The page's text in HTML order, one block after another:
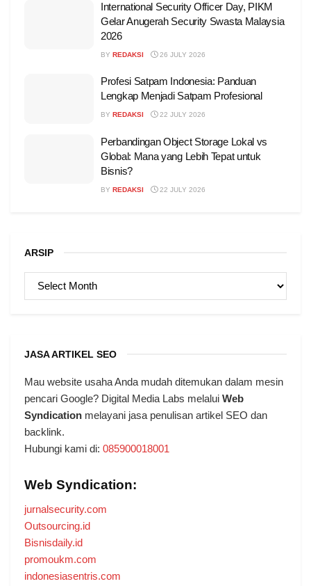
International Security Officer Day, PIKM
Gelar Anugerah Security Swasta Malaysia
2026
BY REDAKSI 26 JULY 2026
Profesi Satpam Indonesia: Panduan
Lengkap Menjadi Satpam Profesional
BY REDAKSI 22 JULY 2026
Perbandingan Object Storage Lokal vs
Global: Mana yang Lebih Tepat untuk
Bisnis?
BY REDAKSI 22 JULY 2026
ARSIP
ARSIP
JASA ARTIKEL SEO
Mau website usaha Anda mudah ditemukan dalam mesin
pencari Google? Digital Media Labs melalui Web
Syndication melayani jasa penulisan artikel SEO dan
backlink.
Hubungi kami di: 085900018001
Web Syndication:
jurnalsecurity.com
Outsourcing.id
Bisnisdaily.id
promoukm.com
indonesiasentris.com